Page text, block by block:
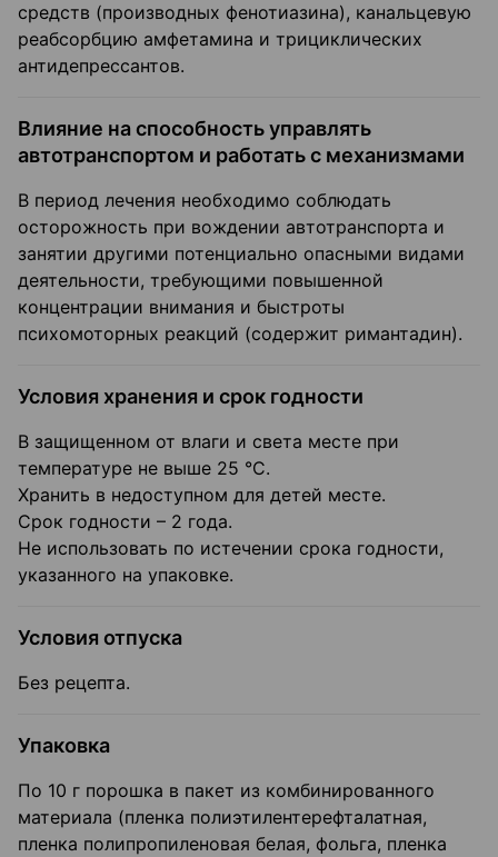
средств (производных фенотиазина), канальцевую
реабсорбцию амфетамина и трициклических
антидепрессантов.
Влияние на способность управлять
автотранспортом и работать с механизмами
В период лечения необходимо соблюдать
осторожность при вождении автотранспорта и
занятии другими потенциально опасными видами
деятельности, требующими повышенной
концентрации внимания и быстроты
психомоторных реакций (содержит римантадин).
Условия хранения и срок годности
В защищенном от влаги и света месте при
температуре не выше 25 °C.
Хранить в недоступном для детей месте.
Срок годности – 2 года.
Не использовать по истечении срока годности,
указанного на упаковке.
Условия отпуска
Без рецепта.
Упаковка
По 10 г порошка в пакет из комбинированного
материала (пленка полиэтилентерефталатная,
пленка полипропиленовая белая, фольга, пленка